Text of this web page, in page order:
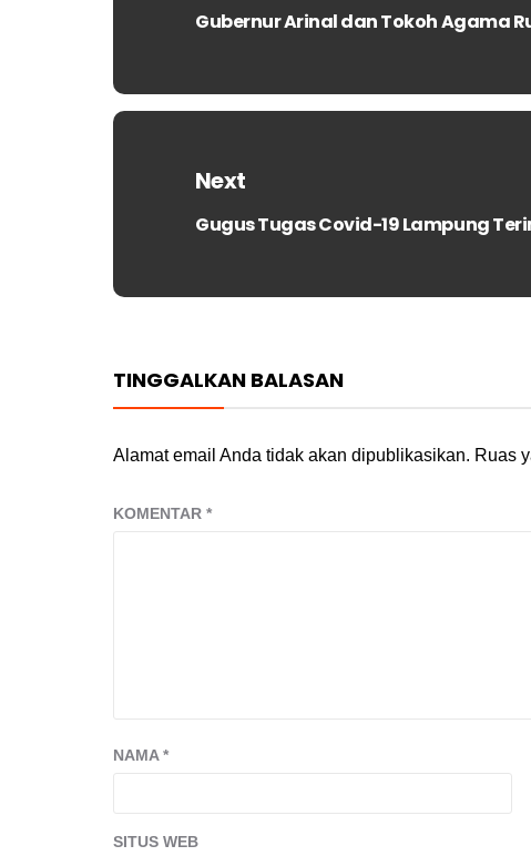
Previous
Gubernur Arinal dan Tokoh Agama
Next
Next
Gugus Tugas Covid-19 Lampung
TINGGALKAN BALASAN
Alamat email Anda tidak akan dipublikasikan. Ruas
KOMENTAR *
NAMA*
SITUS WEB